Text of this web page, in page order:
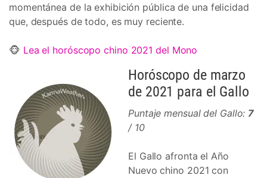
momentánea de la exhibición pública de una felicidad
que, después de todo, es muy reciente.
🐵 Lea el horóscopo chino 2021 del Mono
Horóscopo de marzo
de 2021 para el Gallo
Puntaje mensual del Gallo: 7
/ 10
El Gallo afronta el Año
Nuevo chino 2021 con